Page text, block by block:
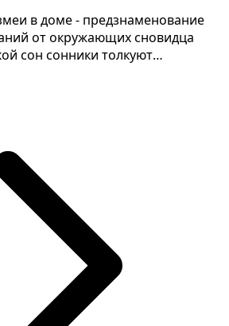
в доме - предзнаменование
от окружающих сновидца
сон сонники толкуют